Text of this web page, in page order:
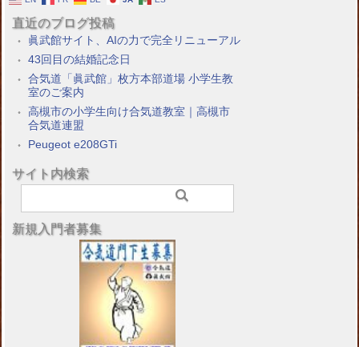
直近のブログ投稿
眞武館サイト、AIの力で完全リニューアル
43回目の結婚記念日
合気道「眞武館」枚方本部道場 小学生教
室のご案内
高槻市の小学生向け合気道教室｜高槻市
合気道連盟
Peugeot e208GTi
サイト内検索
新規入門者募集